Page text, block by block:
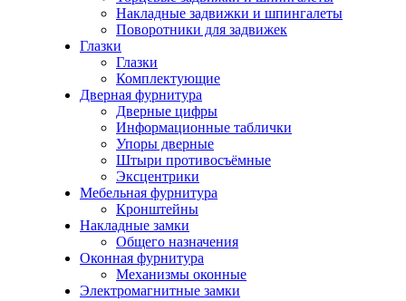
Накладные задвижки и шпингалеты
Поворотники для задвижек
Глазки
Глазки
Комплектующие
Дверная фурнитура
Дверные цифры
Информационные таблички
Упоры дверные
Штыри противосъёмные
Эксцентрики
Мебельная фурнитура
Кронштейны
Накладные замки
Общего назначения
Оконная фурнитура
Механизмы оконные
Электромагнитные замки